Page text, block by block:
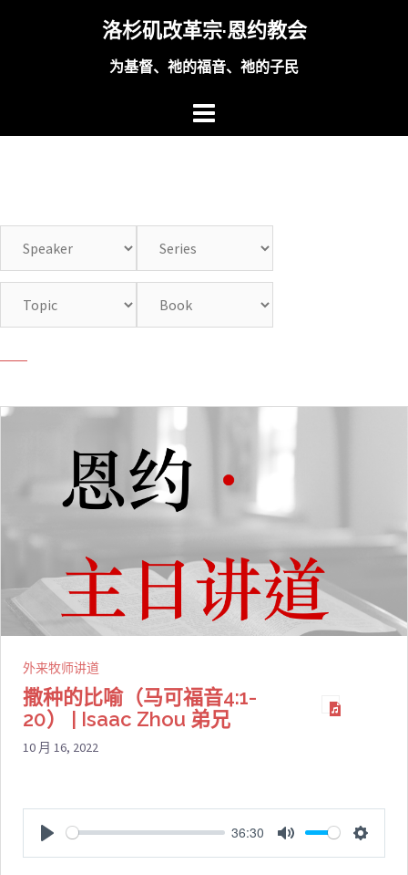
洛杉矶改革宗·恩约教会
为基督、祂的福音、祂的子民
外来牧师讲道
撒种的比喻（马可福音4:1-
20） | Isaac Zhou 弟兄
10 月 16, 2022
PLAY
36:30
MUTE